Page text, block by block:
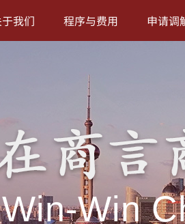
我们 程序与费用 申请调
Win-Win